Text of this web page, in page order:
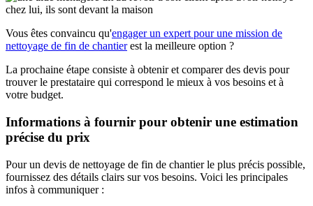
Vous êtes convaincu qu'engager un expert pour une mission de
nettoyage de fin de chantierest la meilleure option ?
La prochaine étape consiste à obtenir et comparer des devis pour
trouver le prestataire qui correspond le mieux à vos besoins et à
votre budget.
Informations à fournir pour obtenir une estimation
précise du prix
Pour un devis de nettoyage de fin de chantierle plus précis possible,
fournissez des détails clairs sur vos besoins. Voici les principales
infos à communiquer :